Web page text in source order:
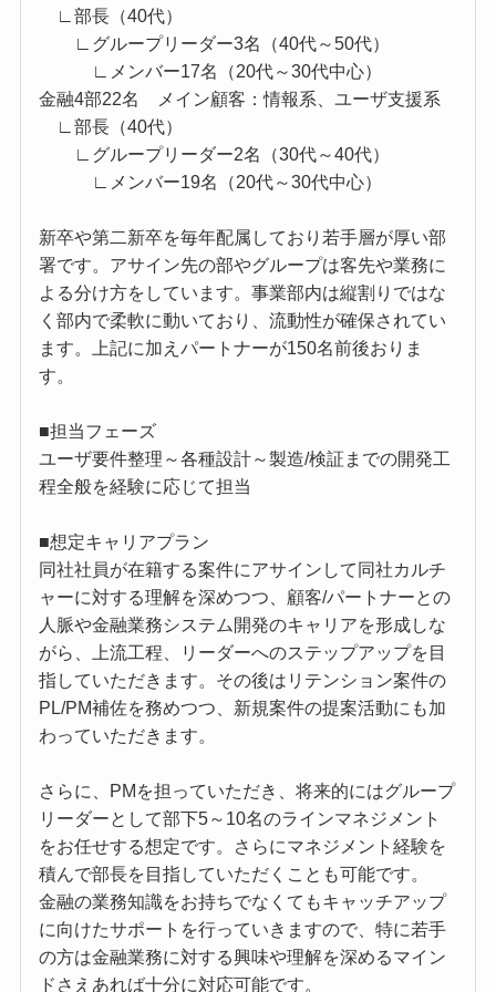
∟部長（40代）
∟グループリーダー3名（40代～50代）
∟メンバー17名（20代～30代中心）
金融4部22名 メイン顧客：情報系、ユーザ支援系
∟部長（40代）
∟グループリーダー2名（30代～40代）
∟メンバー19名（20代～30代中心）
新卒や第二新卒を毎年配属しており若手層が厚い部
署です。アサイン先の部やグループは客先や業務に
よる分け方をしています。事業部内は縦割りではな
く部内で柔軟に動いており、流動性が確保されてい
ます。上記に加えパートナーが150名前後おりま
す。
■担当フェーズ
ユーザ要件整理～各種設計～製造/検証までの開発工
程全般を経験に応じて担当
■想定キャリアプラン
同社社員が在籍する案件にアサインして同社カルチ
ャーに対する理解を深めつつ、顧客/パートナーとの
人脈や金融業務システム開発のキャリアを形成しな
がら、上流工程、リーダーへのステップアップを目
指していただきます。その後はリテンション案件の
PL/PM補佐を務めつつ、新規案件の提案活動にも加
わっていただきます。
さらに、PMを担っていただき、将来的にはグループ
リーダーとして部下5～10名のラインマネジメント
をお任せする想定です。さらにマネジメント経験を
積んで部長を目指していただくことも可能です。
金融の業務知識をお持ちでなくてもキャッチアップ
に向けたサポートを行っていきますので、特に若手
の方は金融業務に対する興味や理解を深めるマイン
ドさえあれば十分に対応可能です。